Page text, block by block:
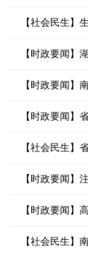
【社会民生】
【时政要闻】
【时政要闻】
【时政要闻】
【社会民生】
【时政要闻】
【时政要闻】
【社会民生】